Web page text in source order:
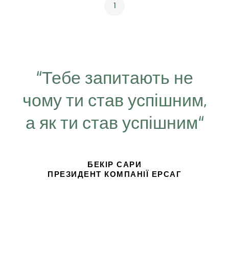
1
“Тебе запитають не
чому ти став успішним,
а як ти став успішним“
БЕКІР САРИ
ПРЕЗИДЕНТ КОМПАНІЇ ЕРСАГ